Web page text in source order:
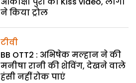
ने किया ट्रोल
टीवी
BB OTT2 : अभिषेक मल्हान ने की
मनीषा रानी की शेविंग, देखने वाले
हंसी नहीं रोक पाएं